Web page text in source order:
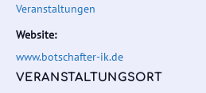
Veranstaltungen
Website:
www.botschafter-ik.de
VERANSTALTUNGSORT